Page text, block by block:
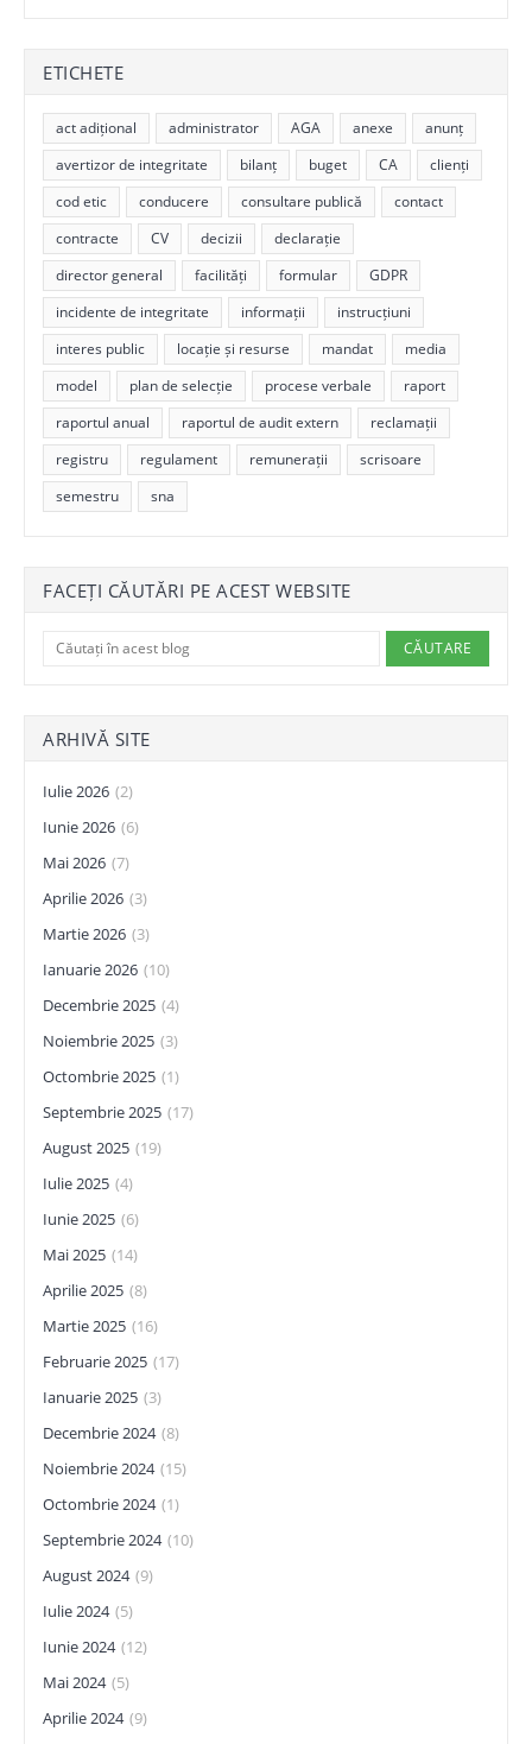
ETICHETE
act adițional administrator AGA anexe
anunț
avertizor de integritate
bilanț buget CA
clienți
cod etic
conducere consultare publică
contact
contracte
CV decizii
declarație
director general
facilități formular
GDPR
incidente de integritate
informații
instrucțiuni
interes public
locație și resurse mandat
media
model
plan de selecție procese verbale
raport
raportul anual
raportul de audit extern
reclamații
registru
regulament remunerații
scrisoare
semestru
sna
FACEȚI CĂUTĂRI PE ACEST WEBSITE
ARHIVĂ SITE
Iulie 2026 (2)
Iunie 2026 (6)
Mai 2026 (7)
Aprilie 2026 (3)
Martie 2026 (3)
Ianuarie 2026 (10)
Decembrie 2025 (4)
Noiembrie 2025 (3)
Octombrie 2025 (1)
Septembrie 2025 (17)
August 2025 (19)
Iulie 2025 (4)
Iunie 2025 (6)
Mai 2025 (14)
Aprilie 2025 (8)
Martie 2025 (16)
Februarie 2025 (17)
Ianuarie 2025 (3)
Decembrie 2024 (8)
Noiembrie 2024 (15)
Octombrie 2024 (1)
Septembrie 2024 (10)
August 2024 (9)
Iulie 2024 (5)
Iunie 2024 (12)
Mai 2024 (5)
Aprilie 2024 (9)